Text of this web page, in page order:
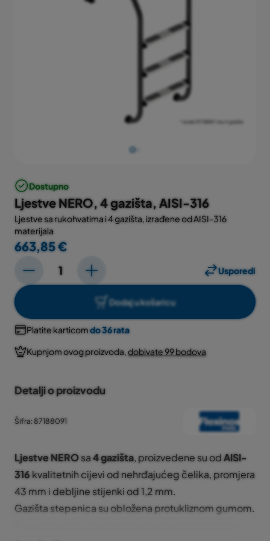
Dostupno
Ljestve NERO, 4 gazišta, AISI-316
Ljestve sa rukohvatima i 4 gazišta, izrađene od AISI-316
materijala
663,85 €
Dodaj u košaricu
Usporedi
Platite karticomdo 36 rata
Kupnjom ovog proizvoda,dobivate 99 bodova
Detalji o proizvodu
Šifra: 87188091
Ljestve NEROsa4 gazišta, proizvedene su odAISI-
316 kvalitetnih cijevi od nehrđajućeg čelika, promjera
43 mm i debljine stijenki od 1,2 mm.
Gazišta stepenica su obložena protukliznom gumom.